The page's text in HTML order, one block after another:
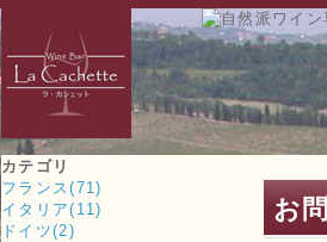
カテゴリ
フランス(71)
イタリア(11)
ドイツ(2)
お